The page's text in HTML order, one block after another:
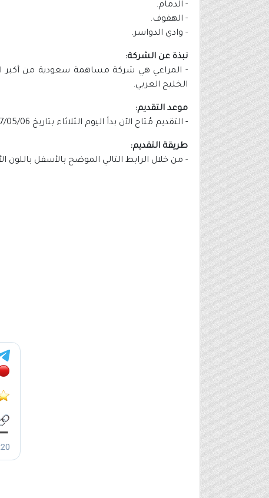
- الدمام.
- الهفوف.
- وادي الدواسر.
نبذة عن الشركة:
- المراعي هي شركة مساهمة سعودية من أكبر
الخليج العربي.
موعد التقديم:
- التقديم مُتاح الآن بدأ اليوم الثلاثاء بتاريخ 1447/05/06هـ الموافق 2025/10/28م.
طريقة التقديم:
- من خلال الرابط التالي الموضح بالأسفل باللون